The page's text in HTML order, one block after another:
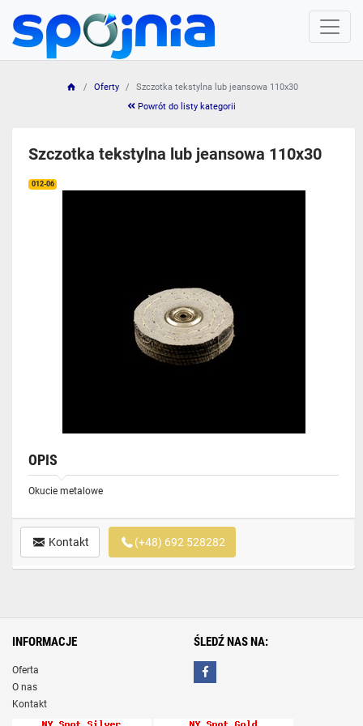
Oferty
Szczotka tekstylna lub jeansowa 110x30
Powrót do listy kategorii
Szczotka tekstylna lub jeansowa 110x30
012-06
OPIS
Okucie metalowe
Kontakt (+48) 692 528282
INFORMACJE
Oferta
O nas
Kontakt
ŚLEDŹ NAS NA: